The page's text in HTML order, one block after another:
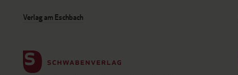
Verlag am Eschbach